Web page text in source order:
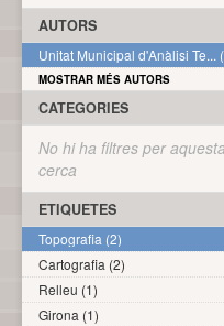
AUTORS
Unitat Municipal d'Anàlisi Te...
MOSTRAR MÉS AUTORS
CATEGORIES
No hi ha filtres per aquesta
cerca
ETIQUETES
Topografia (2)
Cartografia (2)
Relleu (1)
Girona (1)